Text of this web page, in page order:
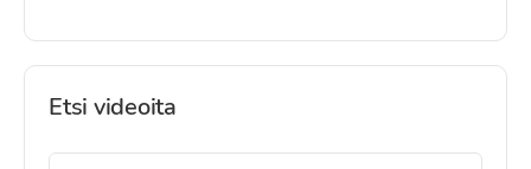
Etsi videoita